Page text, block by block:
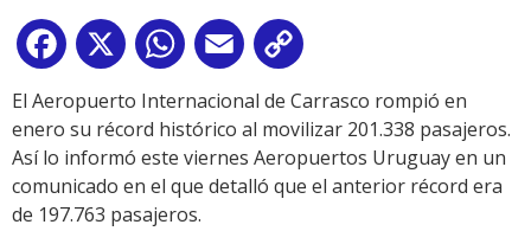
Facebook
X WhatsApp
Email
Link
El Aeropuerto Internacional de Carrasco rompió en
enero su récord histórico al movilizar 201.338 pasajeros.
Así lo informó este viernes Aeropuertos Uruguay en un
comunicado en el que detalló que el anterior récord era
de 197.763 pasajeros.